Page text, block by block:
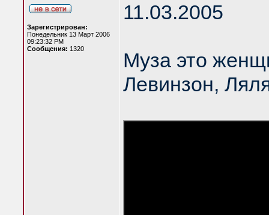
Зарегистрирован:
Понедельник 13 Март 2006
09:23:32 PM
Сообщения: 1320
11.03.2005
Муза это
Левинзон,